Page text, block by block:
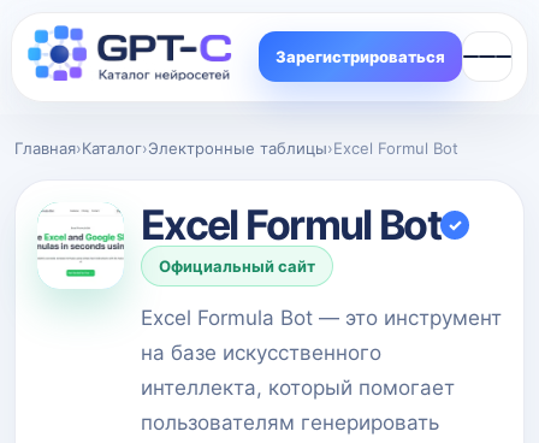
Зарегистрироваться
Главная›Каталог›Электронные таблицы›Excel Formul Bot
Excel Formul Bot ✓
Официальный сайт
Excel Formula Bot — это инструмент
на базе искусственного
интеллекта, который помогает
пользователям генерировать